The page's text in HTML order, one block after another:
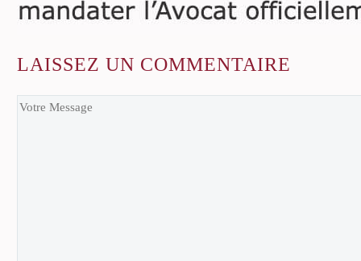
LAISSEZ UN COMMENTAIRE